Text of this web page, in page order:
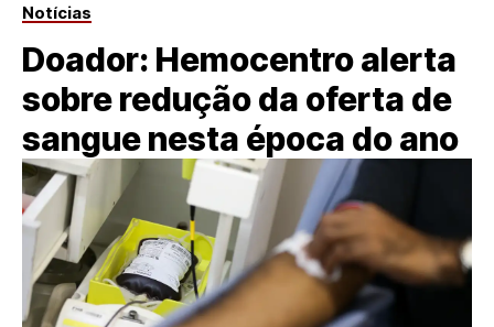
Notícias
Doador: Hemocentro alerta
sobre redução da oferta de
sangue nesta época do ano